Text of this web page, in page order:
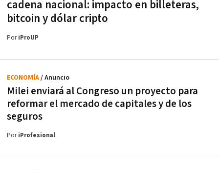
cadena nacional: impacto en billeteras,
bitcoin y dólar cripto
PoriProUP
Milei enviará al Congreso un proyecto para
reformar el mercado de capitales y de los
seguros
ECONOMÍA/ Anuncio
PoriProfesional